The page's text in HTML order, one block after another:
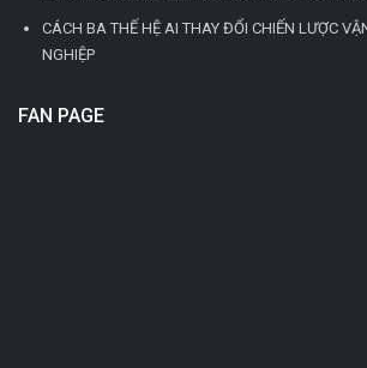
CÁCH BA THẾ HỆ AI THAY ĐỔI CHIẾN LƯỢC
NGHIỆP
FAN PAGE